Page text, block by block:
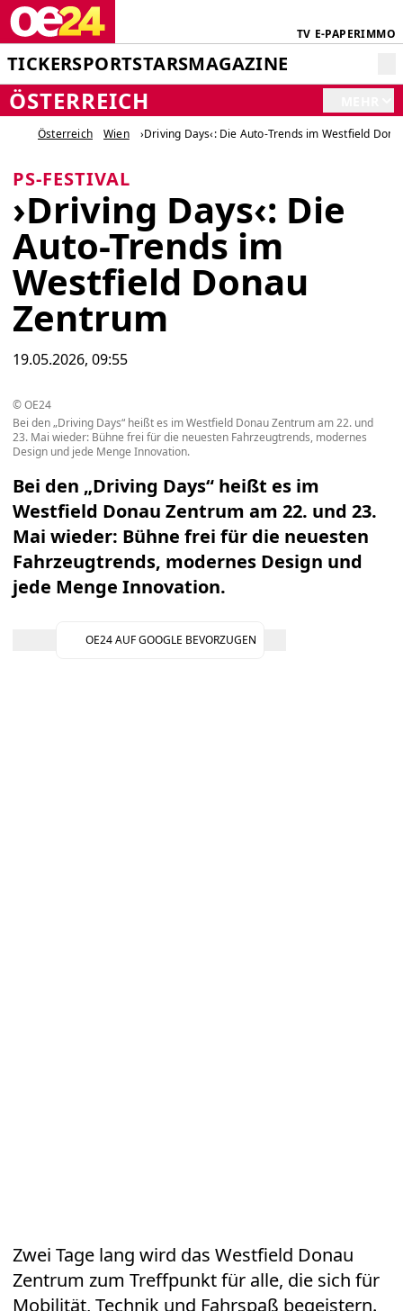
TV E-PAPERIMMO
TICKERSPORTSTARSMAGAZINE
ÖSTERREICH
Österreich Wien ›Driving Days‹: Die Auto-Trends im Westfield
PS-FESTIVAL
›Driving Days‹: Die
Auto-Trends im
Westfield Donau
Zentrum
19.05.2026, 09:55
© OE24
Bei den „Driving Days“ heißt es im Westfield Donau Zentrum am 22. und
23. Mai wieder: Bühne frei für die neuesten Fahrzeugtrends, modernes
Design und jede Menge Innovation.
Bei den „Driving Days“ heißt es im
Westfield Donau Zentrum am 22. und 23.
Mai wieder: Bühne frei für die neuesten
Fahrzeugtrends, modernes Design und
jede Menge Innovation.
OE24 AUF GOOGLE BEVORZUGEN
Zwei Tage lang wird das Westfield Donau
Zentrum zum Treffpunkt für alle, die sich für
Mobilität, Technik und Fahrspaß begeistern.